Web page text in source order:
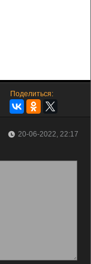
Поделиться:
20-06-2022, 22:17